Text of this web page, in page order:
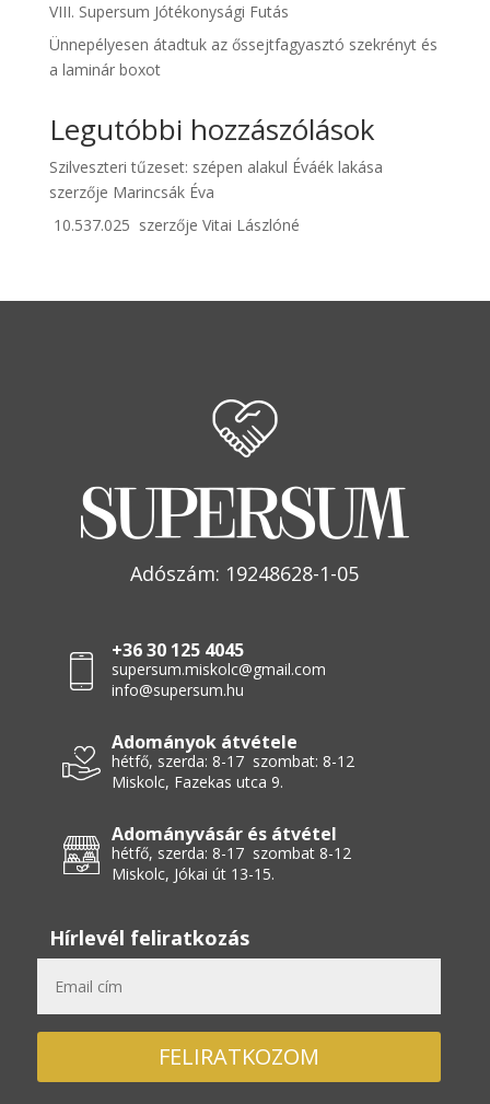
VIII. Supersum Jótékonysági Futás
Ünnepélyesen átadtuk az őssejtfagyasztó szekrényt és
a laminár boxot
Legutóbbi hozzászólások
Szilveszteri tűzeset: szépen alakul Éváék lakása
szerzője Marincsák Éva
10.537.025 szerzője Vitai Lászlóné
Adószám: 19248628-1-05
+36 30 125 4045
supersum.miskolc@gmail.com
info@supersum.hu
Adományok átvétele
hétfő, szerda: 8-17 szombat: 8-12
Miskolc, Fazekas utca 9.
Adományvásár és átvétel
hétfő, szerda: 8-17 szombat 8-12
Miskolc, Jókai út 13-15.
Hírlevél feliratkozás
FELIRATKOZOM